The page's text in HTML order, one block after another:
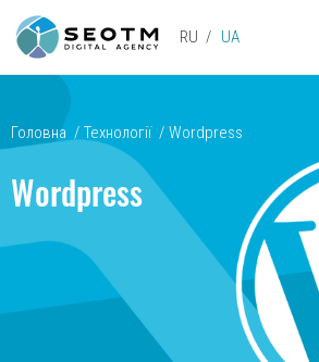
RU UA
Головна / Технології / Wordpress
Wordpress